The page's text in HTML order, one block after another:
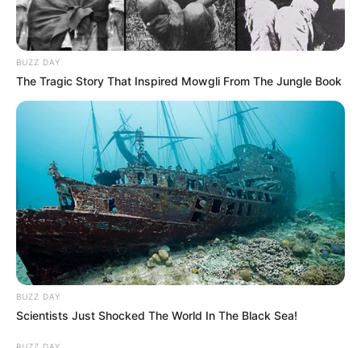
BUZZ DAY
The Tragic Story That Inspired Mowgli From The Jungle Book
BUZZ DAY
Scientists Just Shocked The World In The Black Sea!